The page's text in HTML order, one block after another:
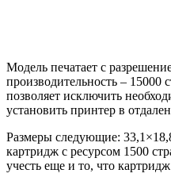
Модель печатает с
производительность – 15000
позволяет исключить
установить принтер в
Размеры следующие:
картридж с ресурсом 1500
учесть еще и то, что